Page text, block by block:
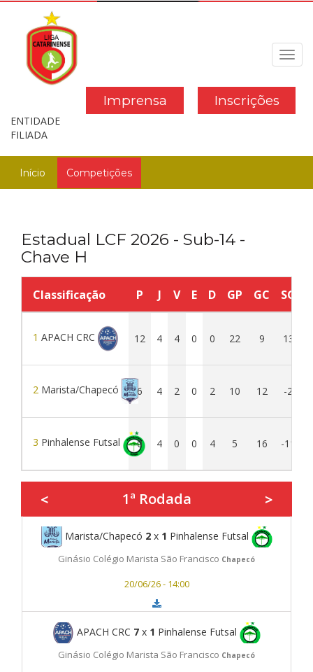
Inscrições
Imprensa
ENTIDADE
FILIADA
Início Competições
Estadual LCF 2026 - Sub-14 -
Chave H
Classificação P J V E D GP GC SG
1 APACH CRC 12 4 4 0 0 22 9 13
2 Marista/Chapecó 6 4 2 0 2 10 12 -2
3 Pinhalense Futsal 0 4 0 0 4 5 16 -11
< 1ª Rodada >
Marista/Chapecó 2x 1 Pinhalense Futsal
Ginásio Colégio Marista São Francisco Chapecó
20/06/26 - 14:00
APACH CRC 7x 1 Pinhalense Futsal
Ginásio Colégio Marista São Francisco Chapecó